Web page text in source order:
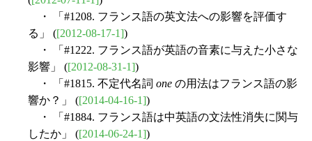
・ 「#1208. フランス語の英文法への影響を評価す
る」 ([2012-08-17-1])
・ 「#1222. フランス語が英語の音素に与えた小さな
影響」 ([2012-08-31-1])
・ 「#1815. 不定代名詞 one の用法はフランス語の影
響か？」 ([2014-04-16-1])
・ 「#1884. フランス語は中英語の文法性消失に関与
したか」 ([2014-06-24-1])